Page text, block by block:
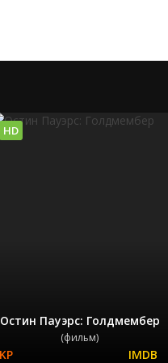
Остин Пауэрс: Голдмембер
(фильм)
HD